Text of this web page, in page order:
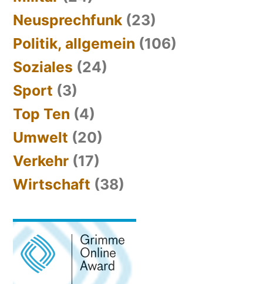
Neusprechfunk (23)
Politik, allgemein (106)
Soziales (24)
Sport (3)
Top Ten (4)
Umwelt (20)
Verkehr (17)
Wirtschaft (38)